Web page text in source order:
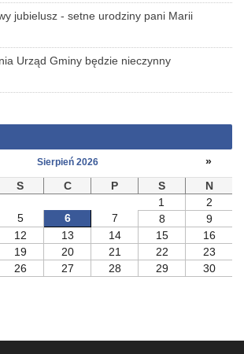
jubielusz - setne urodziny pani Marii
Urząd Gminy będzie nieczynny
Sierpień 2026
»
S C P S
N
1
2
5 6 7 8
9
12 13 14 15
16
19 20 21 22
23
26 27 28 29
30